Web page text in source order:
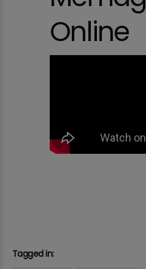
Online
Tagged in: